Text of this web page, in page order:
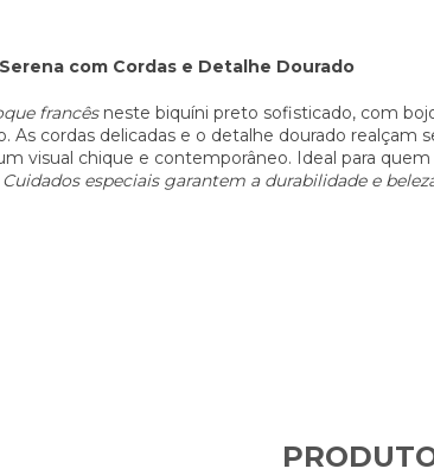
com Cordas e Detalhe Dourado
francêsneste biquíni preto sofisticado, com
As cordas delicadas e o detalhe dourado realçam
visual chique e contemporâneo. Ideal para quem
Cuidados especiais garantem a durabilidade e